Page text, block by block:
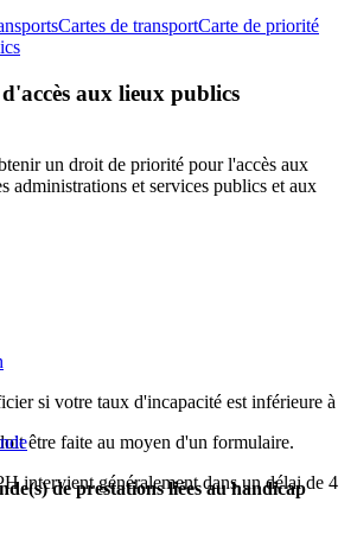
Cartes de transportCarte de priorité
aux lieux publics
un droit de priorité pour l'accès aux
administrations et services publics et aux
si votre taux d'incapacité est inférieure à
être faite au moyen d'un formulaire.
de prestations liées au handicap
intervient généralement dans un délai de 4